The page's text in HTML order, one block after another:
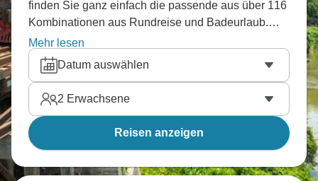
finden Sie ganz einfach die passende aus über 116
Kombinationen aus Rundreise und Badeurlaub.
Ganz einfach den passenden Reiseveranstalter
finden dank 11.068 Erfahrungsberichten.
Mehr lesen
Datum auswählen
2 Erwachsene
Reisen anzeigen